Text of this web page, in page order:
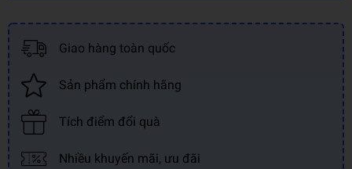
Giao hàng toàn quốc
Sản phẩm chính hãng
Tích điểm đổi quà
Nhiều khuyến mãi, ưu đãi